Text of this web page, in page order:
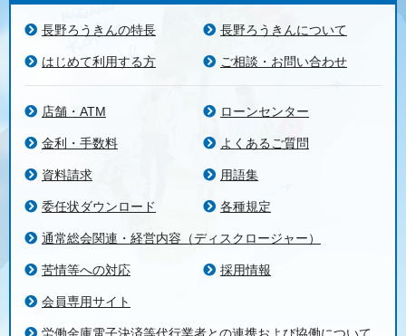
長野ろうきんの特長 長野ろうきんについて
はじめて利用する方 ご相談・お問い合わせ
店舗・ATM ローンセンター
金利・手数料 よくあるご質問
資料請求 用語集
委任状ダウンロード 各種規定
通常総会関連・経営内容（ディスクロージャー）
苦情等への対応 採用情報
会員専用サイト
労働金庫電子決済等代行業者との連携および協働について